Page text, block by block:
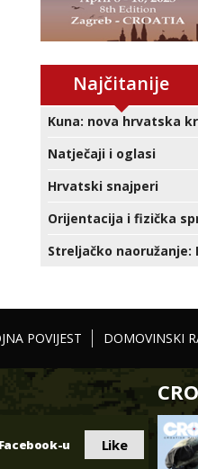
Najčitanije
Kuna: nova hrvatska
Natječaji i oglasi
Hrvatski snajperi
Orijentacija i fizička
Streljačko naoružanje:
POVIJEST DOMOVINSKI
u Like